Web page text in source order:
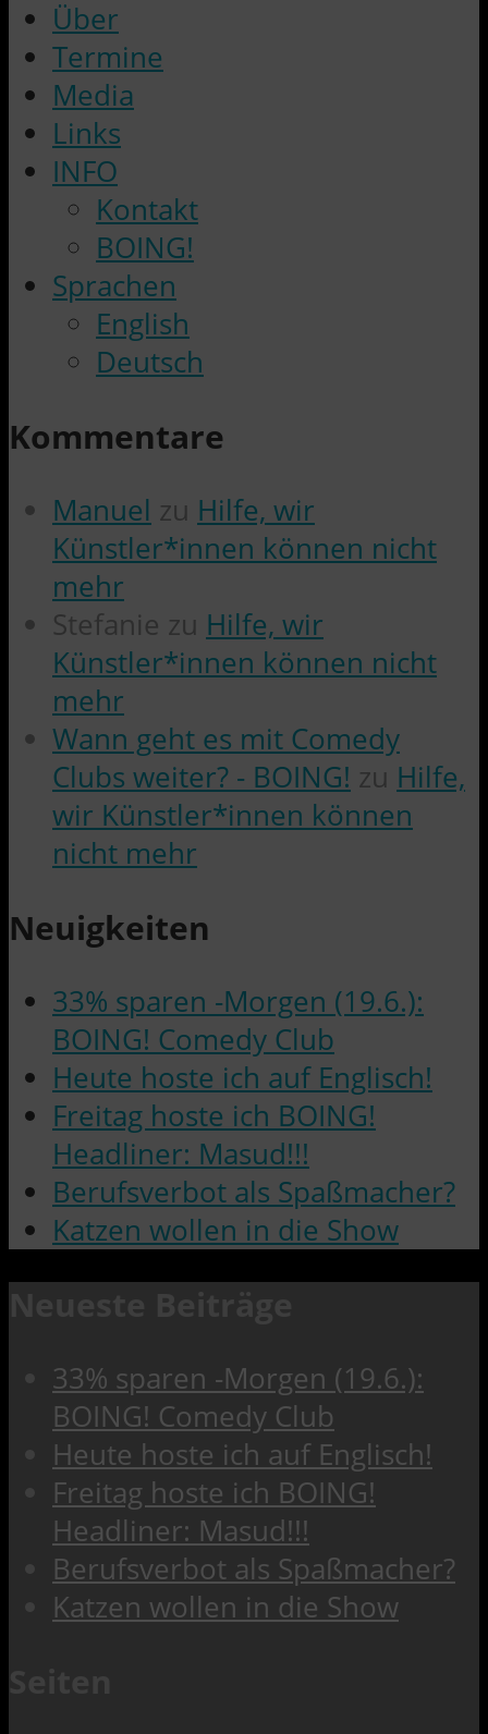
Über
Termine
Media
Links
INFO
Kontakt
BOING!
Sprachen
English
Deutsch
Kommentare
Manuel zu Hilfe, wir
Künstler*innen können nicht
mehr
Stefanie zu Hilfe, wir
Künstler*innen können nicht
mehr
Wann geht es mit Comedy
Clubs weiter? - BOING! zu Hilfe,
wir Künstler*innen können
nicht mehr
Neuigkeiten
33% sparen -Morgen (19.6.):
BOING! Comedy Club
Heute hoste ich auf Englisch!
Freitag hoste ich BOING!
Headliner: Masud!!!
Berufsverbot als Spaßmacher?
Katzen wollen in die Show
33% sparen -Morgen (19.6.):
BOING! Comedy Club
Heute hoste ich auf Englisch!
Freitag hoste ich BOING!
Headliner: Masud!!!
Berufsverbot als Spaßmacher?
Katzen wollen in die Show